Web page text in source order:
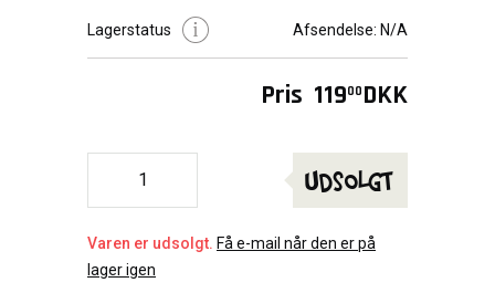
Lagerstatus Afsendelse: N/A
Pris 11900 DKK
Udsolgt
Varen er udsolgt. Få e-mail når den er på
lager igen